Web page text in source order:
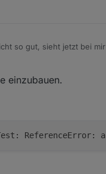
+ "%")
so gut, sieht jetzt bei
<
für
einzubauen.
ReferenceError: